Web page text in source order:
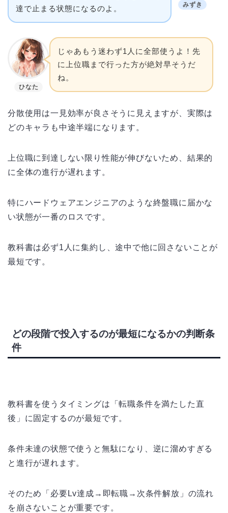
みずき
達で止まる状態になるのよ。
ひなた
じゃあもう迷わず1人に全部使うよ！先
に上位職まで行った方が絶対早そうだ
ね。
分散使用は一見効率が良さそうに見えますが、実際は
どのキャラも中途半端になります。
上位職に到達しない限り性能が伸びないため、結果的
に全体の進行が遅れます。
特にハードウェアエンジニアのような終盤職に届かな
い状態が一番のロスです。
教科書は必ず1人に集約し、途中で他に回さないことが
最短です。
どの段階で投入するのが最短になるかの判断条
件
教科書を使うタイミングは「転職条件を満たした直
後」に固定するのが最短です。
条件未達の状態で使うと無駄になり、逆に溜めすぎる
と進行が遅れます。
そのため「必要Lv達成→即転職→次条件解放」の流れ
を崩さないことが重要です。